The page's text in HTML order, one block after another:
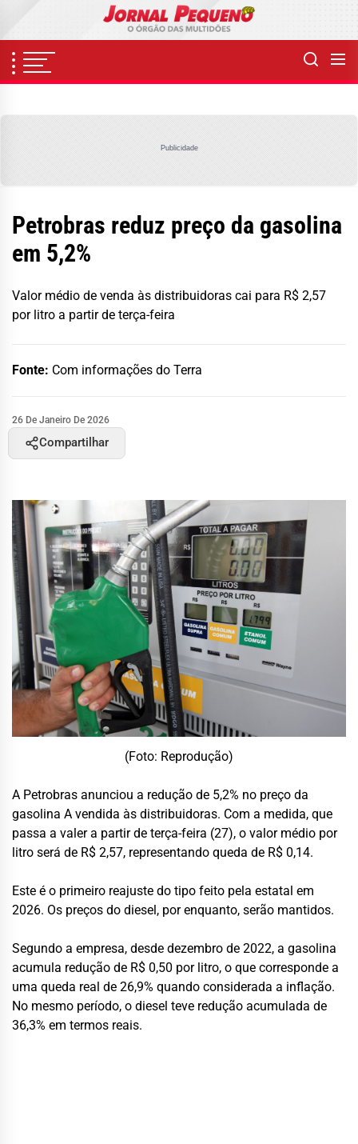
content
Publicidade
Petrobras reduz preço da gasolina
em 5,2%
Valor médio de venda às distribuidoras cai para R$ 2,57
por litro a partir de terça-feira
Fonte: Com informações do Terra
26 De Janeiro De 2026
Compartilhar
(Foto: Reprodução)
A Petrobras anunciou a redução de 5,2% no preço da
gasolina A vendida às distribuidoras. Com a medida, que
passa a valer a partir de terça-feira (27), o valor médio por
litro será de R$ 2,57, representando queda de R$ 0,14.
Este é o primeiro reajuste do tipo feito pela estatal em
2026. Os preços do diesel, por enquanto, serão mantidos.
Segundo a empresa, desde dezembro de 2022, a gasolina
acumula redução de R$ 0,50 por litro, o que corresponde a
uma queda real de 26,9% quando considerada a inflação.
No mesmo período, o diesel teve redução acumulada de
36,3% em termos reais.